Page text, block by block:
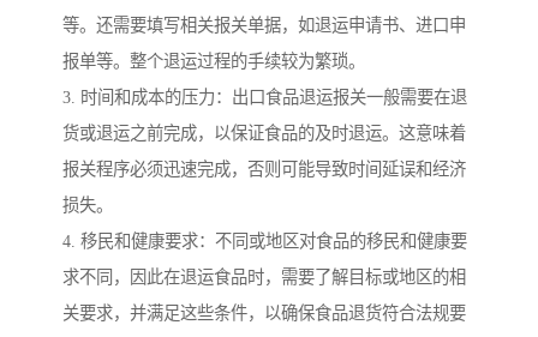
等。还需要填写相关报关单据，如退运申请书、进口申
报单等。整个退运过程的手续较为繁琐。
3. 时间和成本的压力：出口食品退运报关一般需要在退
货或退运之前完成，以保证食品的及时退运。这意味着
报关程序必须迅速完成，否则可能导致时间延误和经济
损失。
4. 移民和健康要求：不同或地区对食品的移民和健康要
求不同，因此在退运食品时，需要了解目标或地区的相
关要求，并满足这些条件，以确保食品退货符合法规要